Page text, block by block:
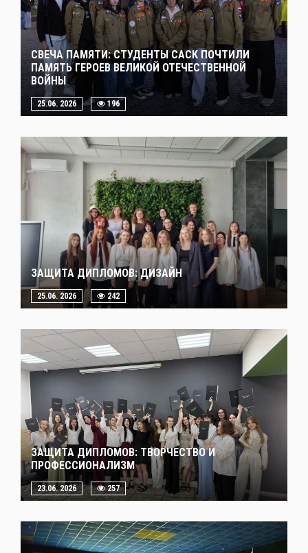
СВЕЧА ПАМЯТИ: СТУДЕНТЫ САСК ПОЧТИЛИ
ПАМЯТЬ ГЕРОЕВ ВЕЛИКОЙ ОТЕЧЕСТВЕННОЙ
ВОЙНЫ
25.06. 2026 196
ЗАЩИТА ДИПЛОМОВ: ДИЗАЙН
25.06. 2026 242
ЗАЩИТА ДИПЛОМОВ: ТВОРЧЕСТВО И
ПРОФЕССИОНАЛИЗМ
23.06. 2026 257